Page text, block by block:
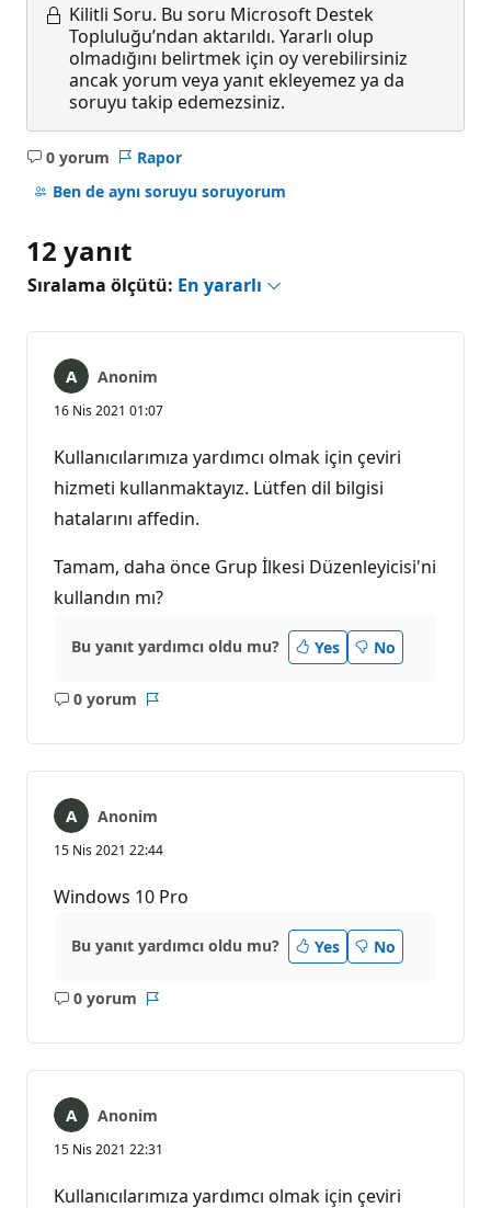
Kilitli Soru. Bu soru Microsoft Destek
Topluluğu’ndan aktarıldı. Yararlı olup
olmadığını belirtmek için oy verebilirsiniz
ancak yorum veya yanıt ekleyemez ya da
soruyu takip edemezsiniz.
0 yorum
Açıklama
yok
Rapor
Ben de aynı soruyu soruyorum
12 yanıt
Sıralama ölçütü: En yararlı
Anonim
16 Nis 2021 01:07
Kullanıcılarımıza yardımcı olmak için çeviri
hizmeti kullanmaktayız. Lütfen dil bilgisi
hatalarını affedin.
Tamam, daha önce Grup İlkesi Düzenleyicisi'ni
kullandın mı?
Bu yanıt yardımcı oldu mu? Yes No
0 yorum
Açıklama
Anonim
15 Nis 2021 22:44
Windows 10 Pro
Bu yanıt yardımcı oldu mu? Yes No
0 yorum
Açıklama
Anonim
15 Nis 2021 22:31
Kullanıcılarımıza yardımcı olmak için çeviri